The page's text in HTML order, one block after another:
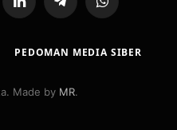
LinkedInTelegramWhatsApp
PEDOMAN MEDIA SIBER
Made by MR.